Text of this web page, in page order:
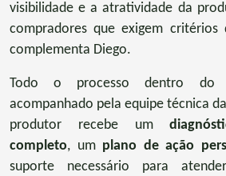
visibilidade e a atratividade da
compradores que exigem critérios
complementa Diego.
Todo o processo dentro do
acompanhado pela equipe técnica
produtor recebe um
completo, um plano de ação
suporte necessário para